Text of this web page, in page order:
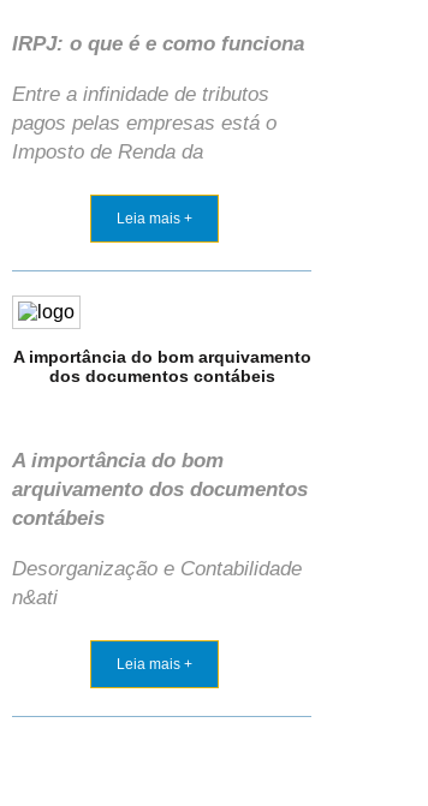
IRPJ: o que é e como funciona
Entre a infinidade de tributos
pagos pelas empresas está o
Imposto de Renda da
Leia mais +
A importância do bom arquivamento
dos documentos contábeis
A importância do bom
arquivamento dos documentos
contábeis
Desorganização e Contabilidade
n&ati
Leia mais +